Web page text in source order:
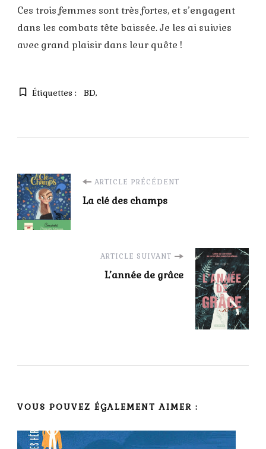
Ces trois femmes sont très fortes, et s’engagent
dans les combats tête baissée. Je les ai suivies
avec grand plaisir dans leur quête !
Étiquettes : BD
Navigation
d'article
ARTICLE PRÉCÉDENT
La clé des champs
ARTICLE SUIVANT
L’année de grâce
VOUS POUVEZ ÉGALEMENT AIMER :